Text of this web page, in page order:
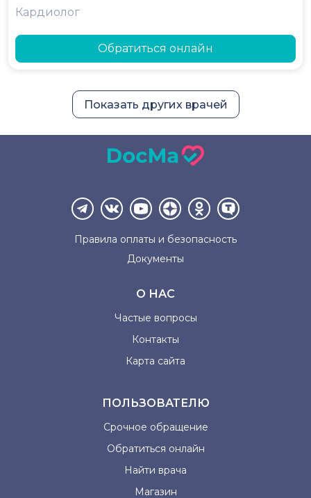
Кардиолог
Обратиться онлайн
Показать других врачей
Правила оплаты и безопасность
Документы
О НАС
Частые вопросы
Контакты
Карта сайта
ПОЛЬЗОВАТЕЛЮ
Срочное обращение
Обратиться онлайн
Найти врача
Магазин